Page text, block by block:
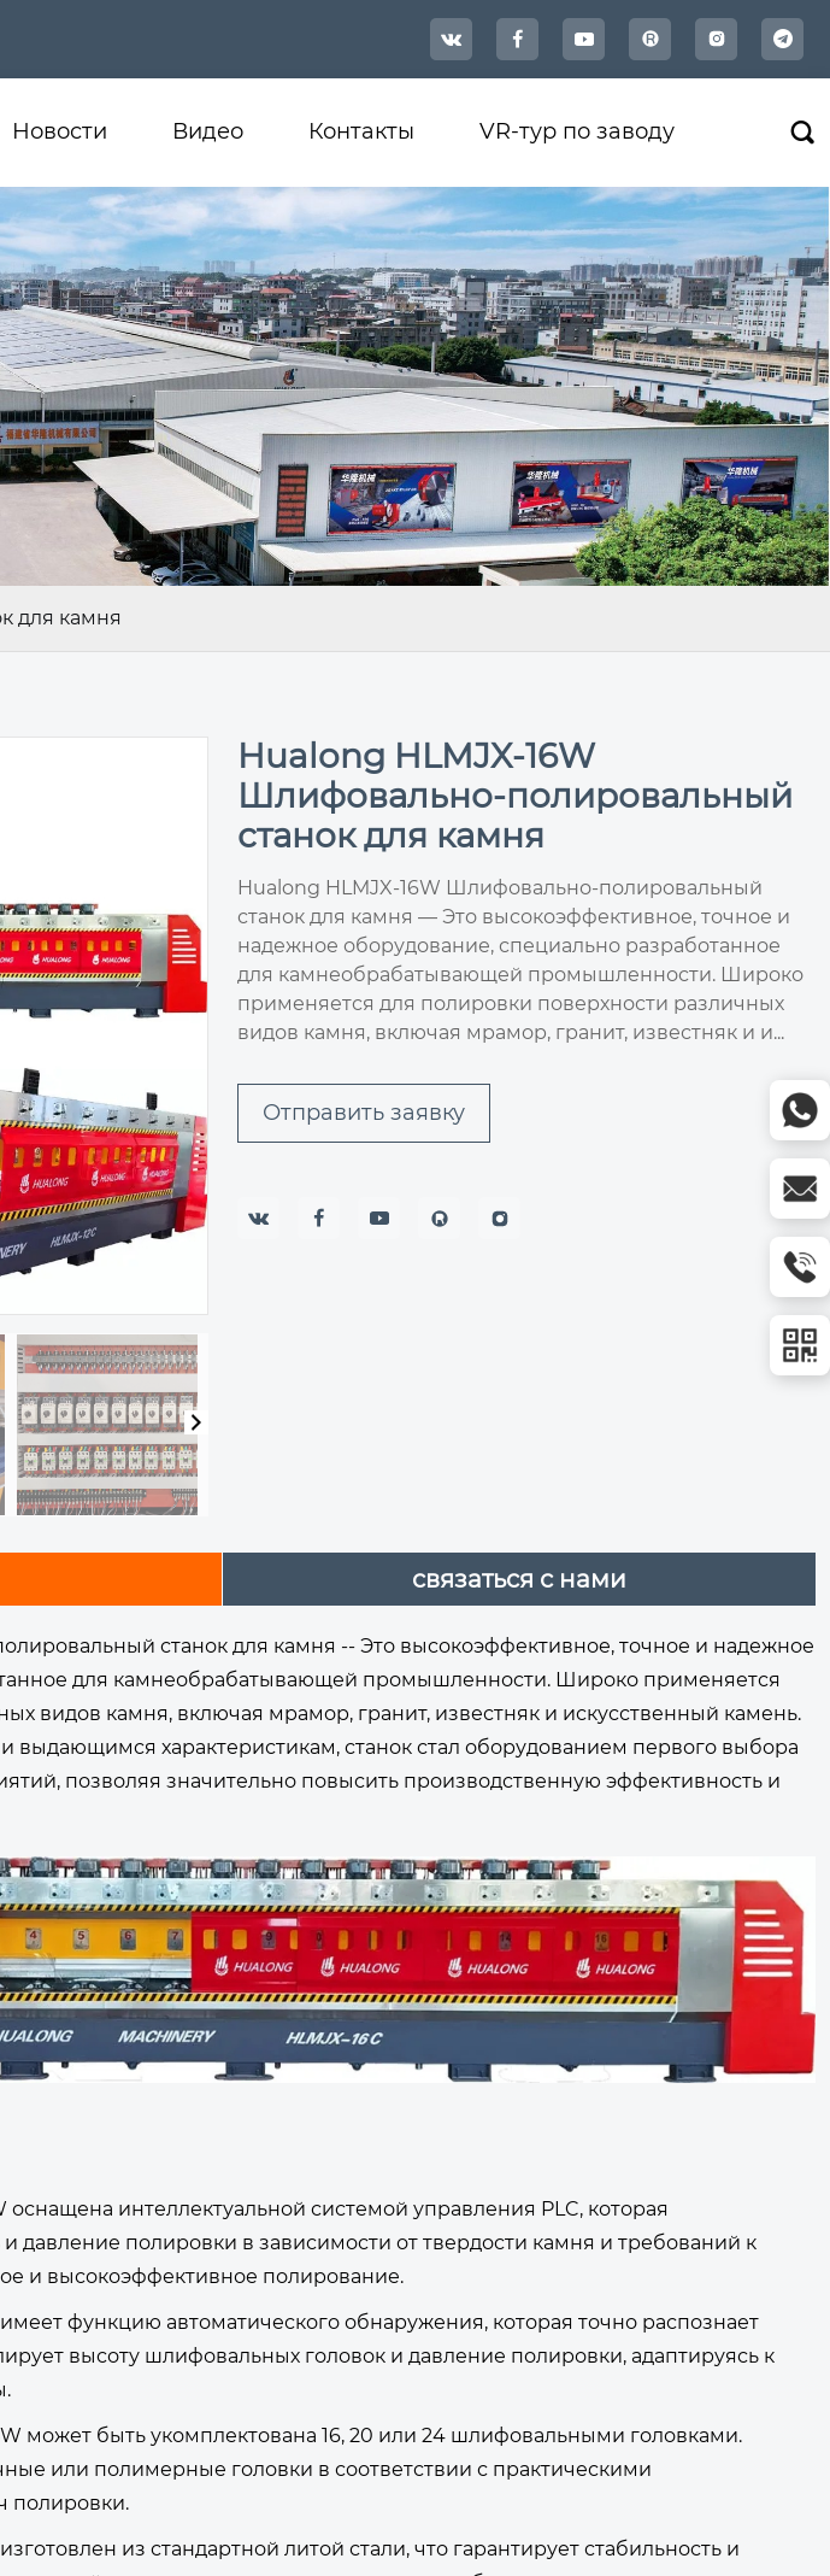
   
Новости Видео Контакты VR-тур по заводу 
для камня
Hualong HLMJX-16W
Шлифовально-полировальный
станок для камня
Hualong HLMJX-16W Шлифовально-полировальный
станок для камня — Это высокоэффективное, точное и
надежное оборудование, специально разработанное
для камнеобрабатывающей промышленности. Широко
применяется для полировки поверхности различных
видов камня, включая мрамор, гранит, известняк и и...
Отправить заявку
  
связаться с нами
станок для камня -- Это высокоэффективное, точное и надежное
для камнеобрабатывающей промышленности. Широко применяется
видов камня, включая мрамор, гранит, известняк и искусственный камень.
выдающимся характеристикам, станок стал оборудованием первого выбора
позволяя значительно повысить производственную эффективность и
интеллектуальной системой управления PLC, которая
и давление полировки в зависимости от твердости камня и требований к
и высокоэффективное полирование.
функцию автоматического обнаружения, которая точно распознает
высоту шлифовальных головок и давление полировки, адаптируясь к
может быть укомплектована 16, 20 или 24 шлифовальными головками.
или полимерные головки в соответствии с практическими
полировки.
из стандартной литой стали, что гарантирует стабильность и